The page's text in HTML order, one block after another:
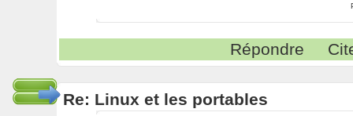
Répondre
Re: Linux et les portables